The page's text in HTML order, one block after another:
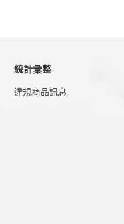
統計彙整
違規商品訊息